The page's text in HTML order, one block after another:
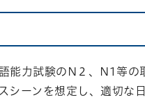
能力試験のN２、N1等の
シーンを想定し、適切な